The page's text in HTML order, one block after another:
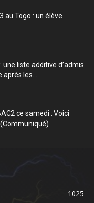
au Togo : un élève
une liste additive d’admis
les...
ce samedi : Voici
1025